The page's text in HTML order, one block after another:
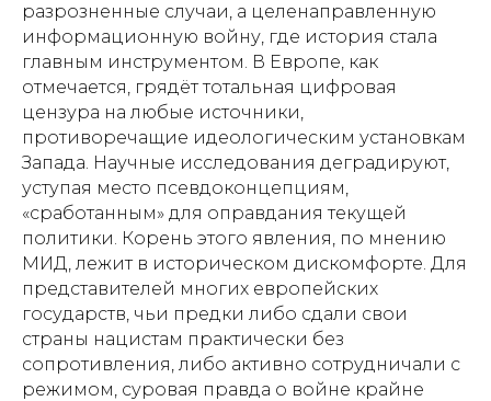
разрозненные случаи, а целенаправленную
информационную войну, где история стала
главным инструментом. В Европе, как
отмечается, грядёт тотальная цифровая
цензура на любые источники,
противоречащие идеологическим установкам
Запада. Научные исследования деградируют,
уступая место псевдоконцепциям,
«сработанным» для оправдания текущей
политики. Корень этого явления, по мнению
МИД, лежит в историческом дискомфорте. Для
представителей многих европейских
государств, чьи предки либо сдали свои
страны нацистам практически без
сопротивления, либо активно сотрудничали с
режимом, суровая правда о войне крайне